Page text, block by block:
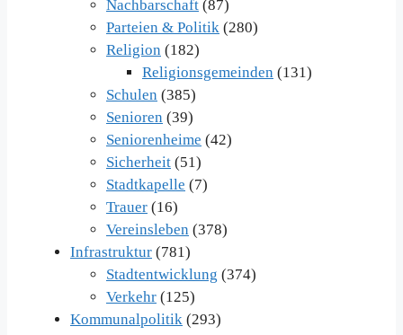
Nachbarschaft (87)
Parteien & Politik (280)
Religion (182)
Religionsgemeinden (131)
Schulen (385)
Senioren (39)
Seniorenheime (42)
Sicherheit (51)
Stadtkapelle (7)
Trauer (16)
Vereinsleben (378)
Infrastruktur (781)
Stadtentwicklung (374)
Verkehr (125)
Kommunalpolitik (293)